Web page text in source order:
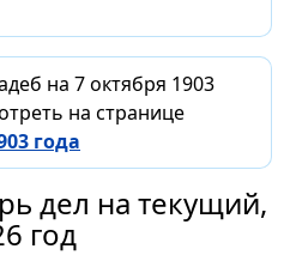
на 7 октября 1903
на странице
года
дел на текущий,
год